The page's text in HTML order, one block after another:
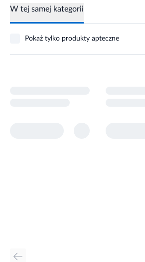
W tej samej kategorii
Pokaż tylko produkty apteczne